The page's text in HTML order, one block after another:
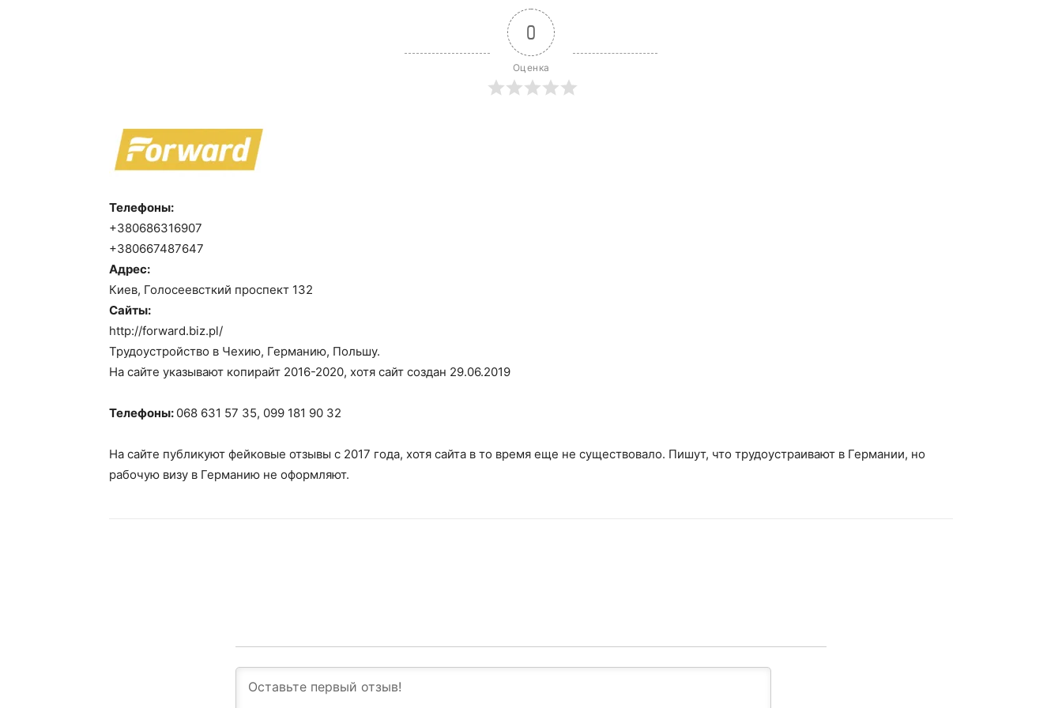
0
Оценка
Телефоны:
+380686316907
+380667487647
Адрес:
Киев, Голосеевсткий проспект 132
Сайты:
http://forward.biz.pl/
Трудоустройство в Чехию, Германию, Польшу.
На сайте указывают копирайт 2016-2020, хотя сайт создан 29.06.2019
Телефоны: 068 631 57 35, 099 181 90 32
На сайте публикуют фейковые отзывы с 2017 года, хотя сайта в то время еще не существовало. Пишут, что трудоустраивают в Германии, но
рабочую визу в Германию не оформляют.